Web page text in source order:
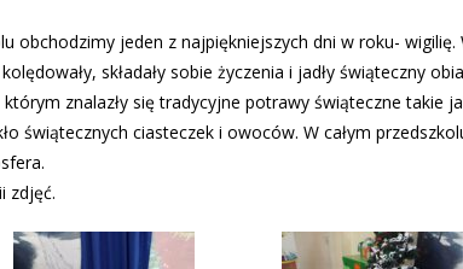
obchodzimy jeden z najpiękniejszych dni w roku- wigilię.
składały sobie życzenia i jadły świąteczny
znalazły się tradycyjne potrawy świąteczne takie
świątecznych ciasteczek i owoców. W całym
zdjęć.